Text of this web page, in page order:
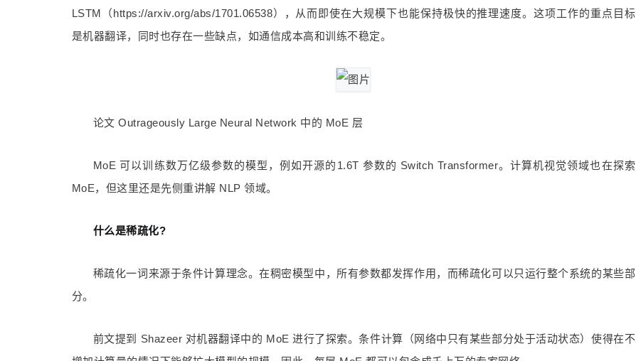
LSTM（https://arxiv.org/abs/1701.06538），从而即使在大规模下也能保持极快的推理速度。这项工作的重点目标
是机器翻译，同时也存在一些缺点，如通信成本高和训练不稳定。
论文 Outrageously Large Neural Network 中的 MoE 层
MoE 可以训练数万亿级参数的模型，例如开源的1.6T 参数的 Switch Transformer。计算机视觉领域也在探索
MoE，但这里还是先侧重讲解 NLP 领域。
什么是稀疏化?
稀疏化一词来源于条件计算理念。在稠密模型中，所有参数都发挥作用，而稀疏化可以只运行整个系统的某些部
分。
前文提到 Shazeer 对机器翻译中的 MoE 进行了探索。条件计算（网络中只有某些部分处于活动状态）使得在不